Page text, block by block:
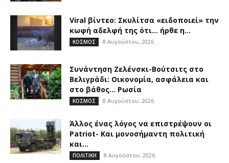
Viral βίντεο: Σκυλίτσα «ειδοποιεί» την
κωφή αδελφή της ότι… ήρθε η...
ΚΟΣΜΟΣ 8 Αυγούστου, 2026
Συνάντηση Ζελένσκι-Βούτσιτς στο
Βελιγράδι: Οικονομία, ασφάλεια και
στο βάθος… Ρωσία
ΚΟΣΜΟΣ 8 Αυγούστου, 2026
Άλλος ένας λόγος να επιστρέψουν οι
Patriot- Και μονοσήμαντη πολιτική
και...
ΠΟΛΙΤΙΚΗ 8 Αυγούστου, 2026